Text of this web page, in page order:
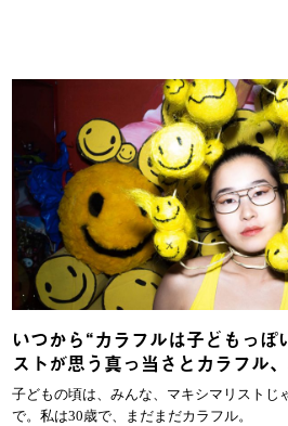
いつから“カラフルは子どもっ
ストが思う真っ当さとカラフル
子どもの頃は、みんな、マキシマリストじ
で。私は30歳で、まだまだカラフル。